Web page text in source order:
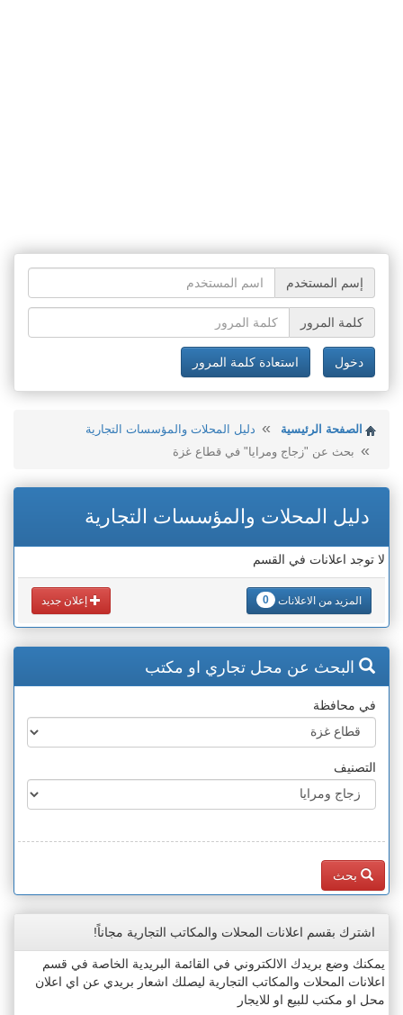
إسم المستخدم
كلمة المرور
دخول استعادة كلمة المرور
الصفحة الرئيسية
دليل المحلات والمؤسسات التجارية
بحث عن "زجاج ومرايا" في قطاع غزة
دليل المحلات والمؤسسات التجارية
لا توجد اعلانات في القسم
المزيد من الاعلانات 0 إعلان جديد
البحث عن محل تجاري او مكتب
في محافظة
التصنيف
بحث
اشترك بقسم اعلانات المحلات والمكاتب التجارية مجاناً!
يمكنك وضع بريدك الالكتروني في القائمة البريدية الخاصة في قسم
اعلانات المحلات والمكاتب التجارية ليصلك اشعار بريدي عن اي اعلان
محل او مكتب للبيع او للايجار